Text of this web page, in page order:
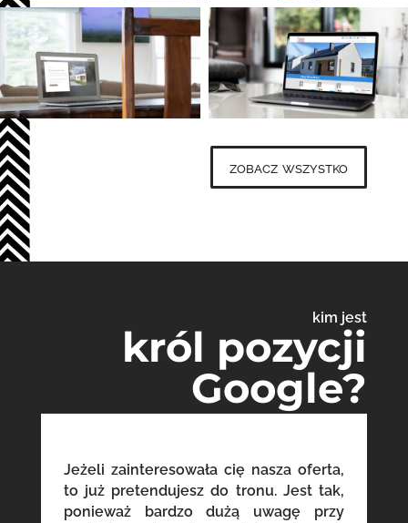
zobacz wszystko
kim jest
król pozycji
Google?
Jeżeli zainteresowała cię nasza oferta,
to już pretendujesz do tronu. Jest tak,
ponieważ bardzo dużą uwagę przy